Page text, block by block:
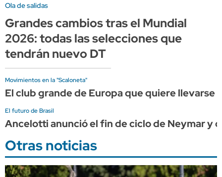
Ola de salidas
Grandes cambios tras el Mundial
2026: todas las selecciones que
tendrán nuevo DT
Movimientos en la "Scaloneta"
El club grande de Europa que quiere llevarse
El futuro de Brasil
Ancelotti anunció el fin de ciclo de Neymar y
Otras noticias